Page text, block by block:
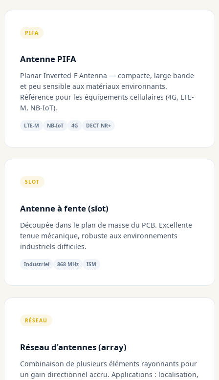
PIFA
Antenne PIFA
Planar Inverted-F Antenna — compacte, large bande
et peu sensible aux matériaux environnants.
Référence pour les équipements cellulaires (4G, LTE-
M, NB-IoT).
LTE-M NB-IoT 4G DECT NR+
SLOT
Antenne à fente (slot)
Découpée dans le plan de masse du PCB. Excellente
tenue mécanique, robuste aux environnements
industriels difficiles.
Industriel 868 MHz ISM
RÉSEAU
Réseau d'antennes (array)
Combinaison de plusieurs éléments rayonnants pour
un gain directionnel accru. Applications : localisation,